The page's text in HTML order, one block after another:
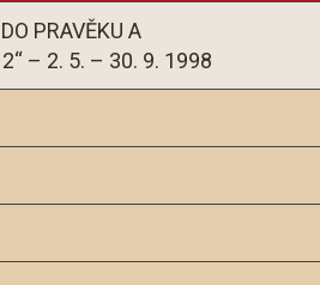
PRAVĚKU A
2“ – 2. 5. – 30. 9. 1998